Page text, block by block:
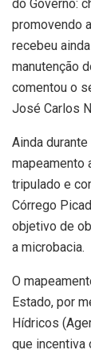
do Governo:
promovendo
recebeu
manutenção
comentou o
José Carlos
Ainda
mapeamento
tripulado e
Córrego
objetivo de
a microbacia.
O
Estado, por
Hídricos
que incentiva